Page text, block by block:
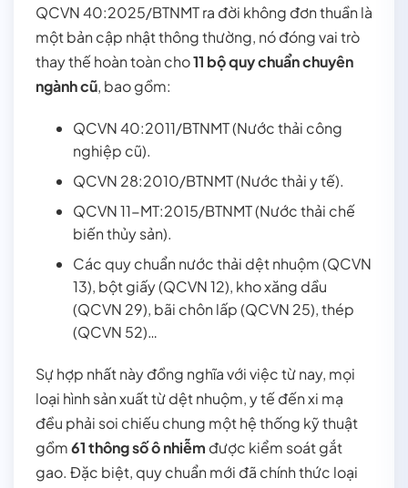
QCVN 40:2025/BTNMT ra đời không đơn thuần là
một bản cập nhật thông thường, nó đóng vai trò
thay thế hoàn toàn cho11 bộ quy chuẩn chuyên
ngành cũ, bao gồm:
QCVN 40:2011/BTNMT (Nước thải công
nghiệp cũ).
QCVN 28:2010/BTNMT (Nước thải y tế).
QCVN 11-MT:2015/BTNMT (Nước thải chế
biến thủy sản).
Các quy chuẩn nước thải dệt nhuộm (QCVN
13), bột giấy (QCVN 12), kho xăng dầu
(QCVN 29), bãi chôn lấp (QCVN 25), thép
(QCVN 52)…
Sự hợp nhất này đồng nghĩa với việc từ nay, mọi
loại hình sản xuất từ dệt nhuộm, y tế đến xi mạ
đều phải soi chiếu chung một hệ thống kỹ thuật
gồm61 thông số ô nhiễm được kiểm soát gắt
gao. Đặc biệt, quy chuẩn mới đã chính thức loại